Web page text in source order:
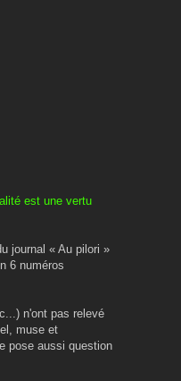
est une vertu
journal « Au pilori »
6 numéros
n'ont pas relevé
muse et
pose aussi question